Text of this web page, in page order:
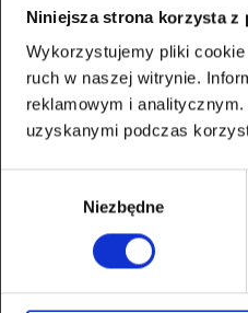
Niniejsza strona korzysta z
Wykorzystujemy pliki
ruch w naszej witrynie.
reklamowym i
uzyskanymi podczas
Niezbędne